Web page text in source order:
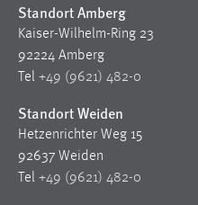
Standort Amberg
Kaiser-Wilhelm-Ring 23
92224 Amberg
Tel +49 (9621) 482-0
Standort Weiden
Hetzenrichter Weg 15
92637 Weiden
Tel +49 (9621) 482-0